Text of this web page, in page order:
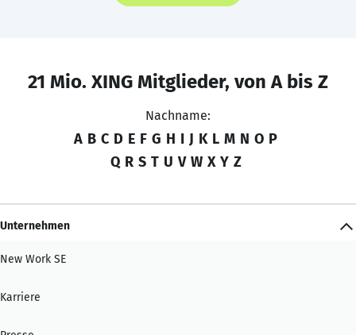
21 Mio. XING Mitglieder, von A bis Z
Nachname:
A B C D E F G H I J K L M N O P
Q R S T U V W X Y Z
Unternehmen
New Work SE
Karriere